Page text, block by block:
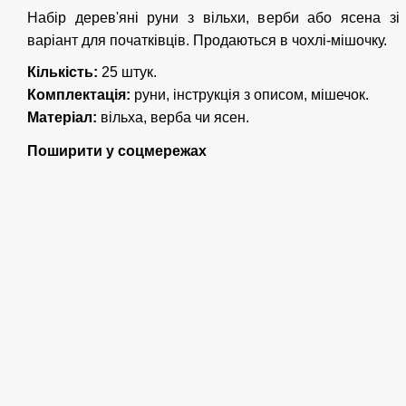
Набір дерев'яні руни з вільхи, верби або ясена
варіант для початківців. Продаються в чохлі-мішочку.
Кількість: 25 штук.
Комплектація: руни, інструкція з описом, мішечок.
Матеріал: вільха, верба чи ясен.
Поширити у соцмережах